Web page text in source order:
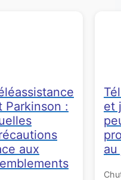
Parkinson :
aux
et
au